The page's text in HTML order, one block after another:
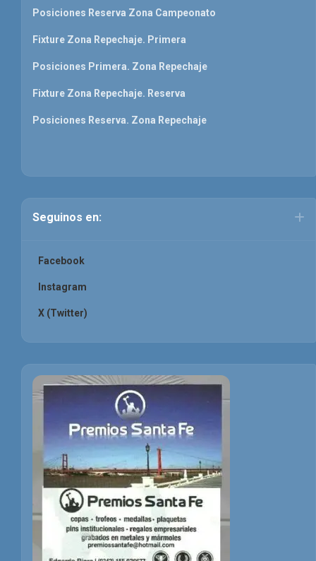
Posiciones Reserva Zona Campeonato
Fixture Zona Repechaje. Primera
Posiciones Primera. Zona Repechaje
Fixture Zona Repechaje. Reserva
Posiciones Reserva. Zona Repechaje
Seguinos en:
Facebook
Instagram
X (Twitter)